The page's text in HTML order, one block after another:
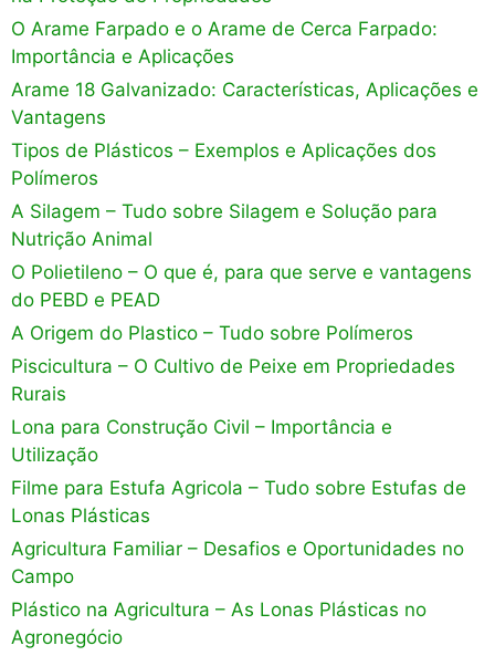
O Arame Farpado e o Arame de Cerca Farpado:
Importância e Aplicações
Arame 18 Galvanizado: Características, Aplicações e
Vantagens
Tipos de Plásticos – Exemplos e Aplicações dos
Polímeros
A Silagem – Tudo sobre Silagem e Solução para
Nutrição Animal
O Polietileno – O que é, para que serve e vantagens
do PEBD e PEAD
A Origem do Plastico – Tudo sobre Polímeros
Piscicultura – O Cultivo de Peixe em Propriedades
Rurais
Lona para Construção Civil – Importância e
Utilização
Filme para Estufa Agricola – Tudo sobre Estufas de
Lonas Plásticas
Agricultura Familiar – Desafios e Oportunidades no
Campo
Plástico na Agricultura – As Lonas Plásticas no
Agronegócio